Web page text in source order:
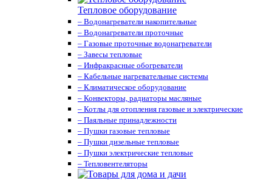
Тепловое оборудование
– Водонагреватели накопительные
– Водонагреватели проточные
– Газовые проточные водонагреватели
– Завесы тепловые
– Инфракрасные обогреватели
– Кабельные нагревательные системы
– Климатическое оборудование
– Конвекторы, радиаторы масляные
– Котлы для отопления газовые и электрические
– Паяльные принадлежности
– Пушки газовые тепловые
– Пушки дизельные тепловые
– Пушки электрические тепловые
– Тепловентеляторы